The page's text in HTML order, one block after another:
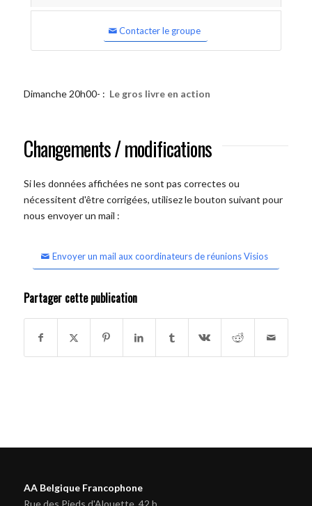
Contacter le groupe
Dimanche 20h00- : Le gros livre en action
Changements / modifications
Si les données affichées ne sont pas correctes ou
nécessitent d'être corrigées, utilisez le bouton suivant pour
nous envoyer un mail :
Envoyer un mail aux coordinateurs de réunions Visios
Partager cette publication
AA Belgique Francophone
Rue des Pieds d'Alouette, 42 b